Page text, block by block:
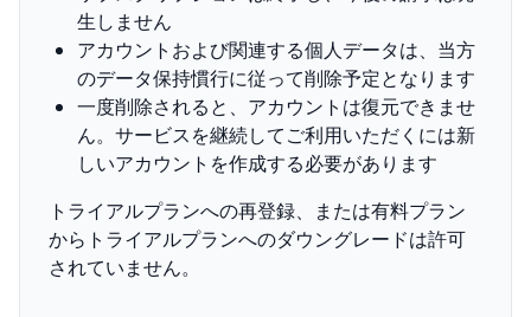
生しません
アカウントおよび関連する個人データは、当方
のデータ保持慣行に従って削除予定となります
一度削除されると、アカウントは復元できませ
ん。サービスを継続してご利用いただくには新
しいアカウントを作成する必要があります
トライアルプランへの再登録、または有料プラン
からトライアルプランへのダウングレードは許可
されていません。